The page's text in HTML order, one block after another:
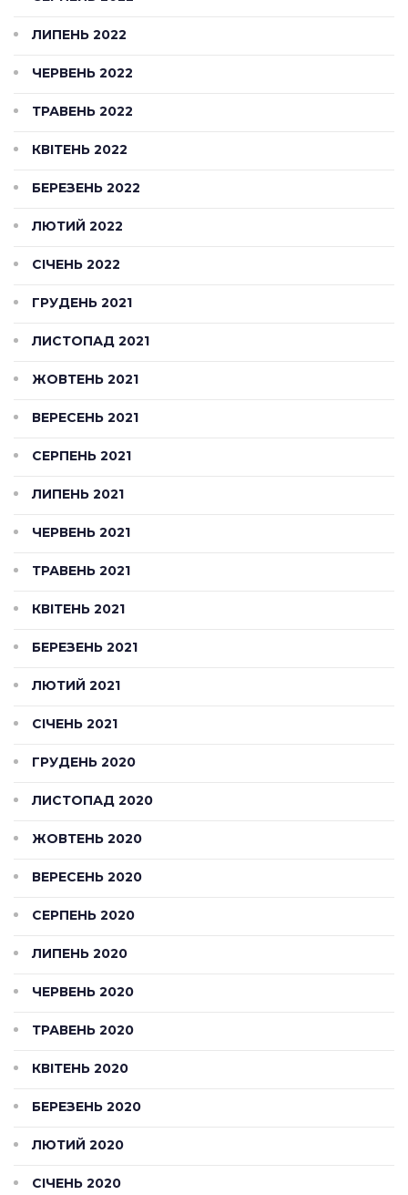
ЛИПЕНЬ 2022
ЧЕРВЕНЬ 2022
ТРАВЕНЬ 2022
КВІТЕНЬ 2022
БЕРЕЗЕНЬ 2022
ЛЮТИЙ 2022
СІЧЕНЬ 2022
ГРУДЕНЬ 2021
ЛИСТОПАД 2021
ЖОВТЕНЬ 2021
ВЕРЕСЕНЬ 2021
СЕРПЕНЬ 2021
ЛИПЕНЬ 2021
ЧЕРВЕНЬ 2021
ТРАВЕНЬ 2021
КВІТЕНЬ 2021
БЕРЕЗЕНЬ 2021
ЛЮТИЙ 2021
СІЧЕНЬ 2021
ГРУДЕНЬ 2020
ЛИСТОПАД 2020
ЖОВТЕНЬ 2020
ВЕРЕСЕНЬ 2020
СЕРПЕНЬ 2020
ЛИПЕНЬ 2020
ЧЕРВЕНЬ 2020
ТРАВЕНЬ 2020
КВІТЕНЬ 2020
БЕРЕЗЕНЬ 2020
ЛЮТИЙ 2020
СІЧЕНЬ 2020